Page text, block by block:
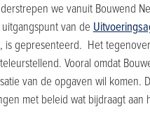
we vanuit Bouwend
van de
gepresenteerd. Het
Vooral omdat
van de opgaven wil komen.
met beleid wat bijdraagt aan